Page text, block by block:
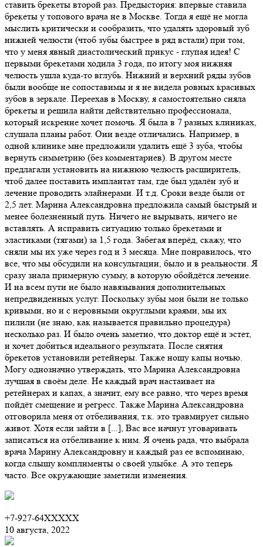
ставить брекеты второй раз. Предыстория: впервые ставила
брекеты у топового врача не в Москве. Тогда я ещё не могла
мыслить критически и сообразить, что удалять здоровый зуб
нижней челюсти (чтоб зубы быстрее в ряд встали) при том,
что у меня явный диастолический прикус - глупая идея! С
первыми брекетами ходила 3 года, по итогу моя нижняя
челюсть ушла куда-то вглубь. Нижний и верхний ряды зубов
были вообще не сопоставимы и я не видела ровных красивых
зубов в зеркале. Переехав в Москву, я самостоятельно сняла
брекеты и решила найти действительно профессионала,
который искренне хочет помочь. Я была в 7 разных клиниках,
слушала планы работ. Они везде отличались. Например, в
одной клинике мне предложили удалить ещё 3 зуба, чтобы
вернуть симметрию (без комментариев). В другом месте
предлагали установить на нижнюю челюсть расширитель,
чтоб далее поставить имплантат там, где был удалён зуб и
лечение проводить элайнерами. И т.д. Сроки везде были от
2,5 лет. Марина Александровна предложила самый быстрый и
менее болезненный путь. Ничего не вырывать, ничего не
вставлять. А исправить ситуацию только брекетами и
эластиками (тягами) за 1,5 года. Забегая вперёд, скажу, что
сняли мы их уже через год и 3 месяца. Мне понравилось, что
все, что мы обсудили на консультации, было и в реальности. Я
сразу знала примерную сумму, в которую обойдётся лечение.
И на всем пути не было навязывания дополнительных
непредвиденных услуг. Поскольку зубы мои были не только
кривыми, но и с неровными округлыми краями, мы их
пилили (не знаю, как называется правильно процедура)
несколько раз. И было очень заметно, что доктор ещё и эстет,
и хочет добиться идеального результата. После снятия
брекетов установили ретейнеры. Также ношу капы ночью.
Могу однозначно утверждать, что Марина Александровна
лучшая в своём деле. Не каждый врач настаивает на
ретейнерах и капах, а значит, ему все равно, что через время
пойдёт смещение и регресс. Также Марина Александровна
отговорила меня от отбеливания, т.к. это травмирует сильно
живот. Хотя если зайти в [...], Вас все начнут уговаривать
записаться на отбеливание к ним. Я очень рада, что выбрала
врача Марину Александровну и каждый раз ее вспоминаю,
когда слышу комплименты о своей улыбке. А это теперь
часто. Все окружающие заметили изменения.
+7-927-64XXXXX
10 августа, 2022